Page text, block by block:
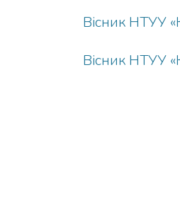
Вісник НТУУ
Вісник НТУУ